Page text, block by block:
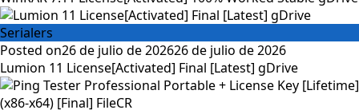
Serialers
Posted on26 de julio de 202626 de julio de 2026
Lumion 11 License[Activated] Final [Latest] gDrive